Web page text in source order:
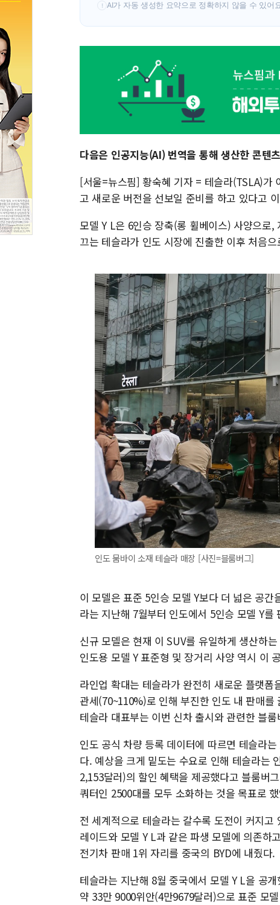
! AI가 자동 생성한 요약으로 정확하지 않을 수 있어
다음은 인공지능(AI) 번역을 통해 생산한 콘텐
[서울=뉴스핌] 황숙혜 기자 = 테슬라(TSLA)가
고 새로운 버전을 선보일 준비를 하고 있다고
모델 Y L은 6인승 장축(롱 휠베이스) 사양으로
끄는 테슬라가 인도 시장에 진출한 이후 처음
인도 뭄바이 소재 테슬라 매장 [사진=블룸버그]
이 모델은 표준 5인승 모델 Y보다 더 넓은 공
라는 지난해 7월부터 인도에서 5인승 모델 Y를
신규 모델은 현재 이 SUV를 유일하게 생산하
인도용 모델 Y 표준형 및 장거리 사양 역시 이
라인업 확대는 테슬라가 완전히 새로운 플랫
관세(70~110%)로 인해 부진한 인도 내 판매
테슬라 대표부는 이번 신차 출시와 관련한 블
인도 공식 차량 등록 데이터에 따르면 테슬라
다. 예상을 크게 밑도는 수요로 인해 테슬라는
2,153달러)의 할인 혜택을 제공했다고 블룸버
쿼터인 2500대를 모두 소화하는 것을 목표로
전 세계적으로 테슬라는 갈수록 도전이 커지
레이드와 모델 Y L과 같은 파생 모델에 의존하
전기차 판매 1위 자리를 중국의 BYD에 내줬다.
테슬라는 지난해 8월 중국에서 모델 Y L을 공
약 33만 9000위안(4만9679달러)으로 표준 모